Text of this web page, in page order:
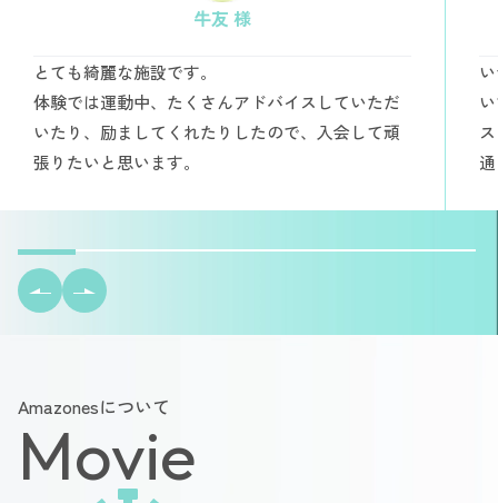
牛友 様
とても綺麗な施設です。
体験では運動中、たくさんアドバイスしていただ
いたり、励ましてくれたりしたので、入会して頑
張りたいと思います。
Amazonesについて
Movie